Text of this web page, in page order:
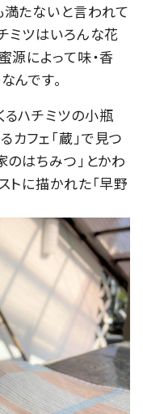
満たないと言われて
ミツはいろんな花
源によって味・香
んです。
るハチミツの小瓶
フェ「蔵」で見つ
のはちみつ」とかわ
トに描かれた「早野